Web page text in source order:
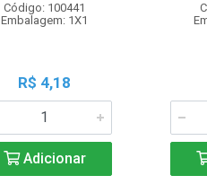
Código: 100441
Embalagem: 1X1
R$ 4,18
Adicionar